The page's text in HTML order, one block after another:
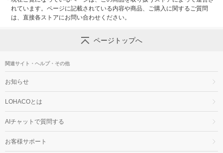
れています。ページに記載されている内容や商品、ご購入に関するご質問
は、直接各ストアにお問い合わせください。
ページトップへ
関連サイト・ヘルプ・その他
お知らせ
LOHACOとは
AIチャットで質問する
お客様サポート